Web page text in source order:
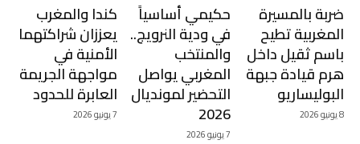
ضربة بالمسيرة
المغربية تطيح
باسم ثقيل داخل
هرم قيادة جبهة
البوليساريو
8 يونيو 2026
حكيمي أساسياً
في ودية النرويج..
والمنتخب
المغربي يواصل
التحضير لمونديال
2026
7 يونيو 2026
كندا والمغرب
يعززان شراكتهما
الأمنية في
مواجهة الجريمة
العابرة للحدود
7 يونيو 2026